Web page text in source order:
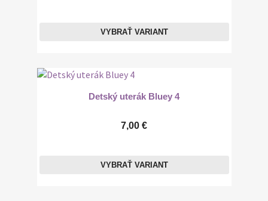
VYBRAŤ VARIANT
Detský uterák Bluey 4
7,00 €
VYBRAŤ VARIANT